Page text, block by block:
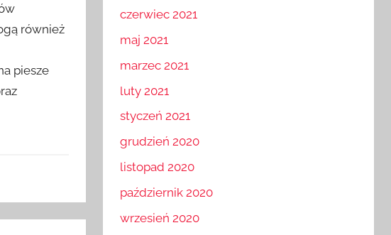
również
piesze
czerwiec 2021
maj 2021
marzec 2021
luty 2021
styczeń 2021
grudzień 2020
listopad 2020
październik 2020
wrzesień 2020